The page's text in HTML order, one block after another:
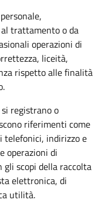
trattamento o da
operazioni di
liceità,
rispetto alle finalità
registrano o
riferimenti come
telefonici, indirizzo e
operazioni di
scopi della raccolta
elettronica, di
utilità.